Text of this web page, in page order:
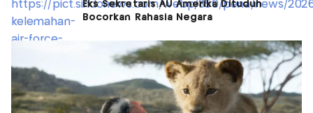
Eks Sekretaris AU Amerika Dituduh
Bocorkan Rahasia Negara